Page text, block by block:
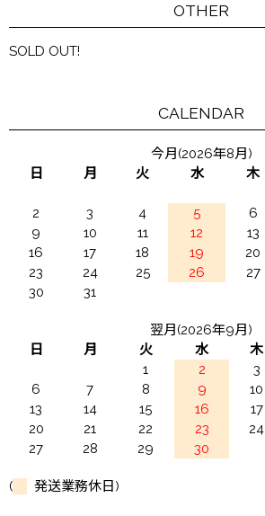
OTHER
SOLD OUT!
CALENDAR
今月(2026年8月)
日
月 火 水 木
2
3 4 5 6
9
10 11 12 13
16
17 18 19 20
23
24 25 26 27
30
31
翌月(2026年9月)
日
月 火 水 木
1
2 3
6
7 8 9 10
13
14 15 16 17
20
21 22 23 24
27
28 29 30
( 発送業務休日)